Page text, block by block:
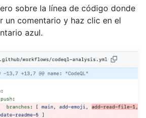
sobre la línea de código donde
un comentario y haz clic en el
azul.